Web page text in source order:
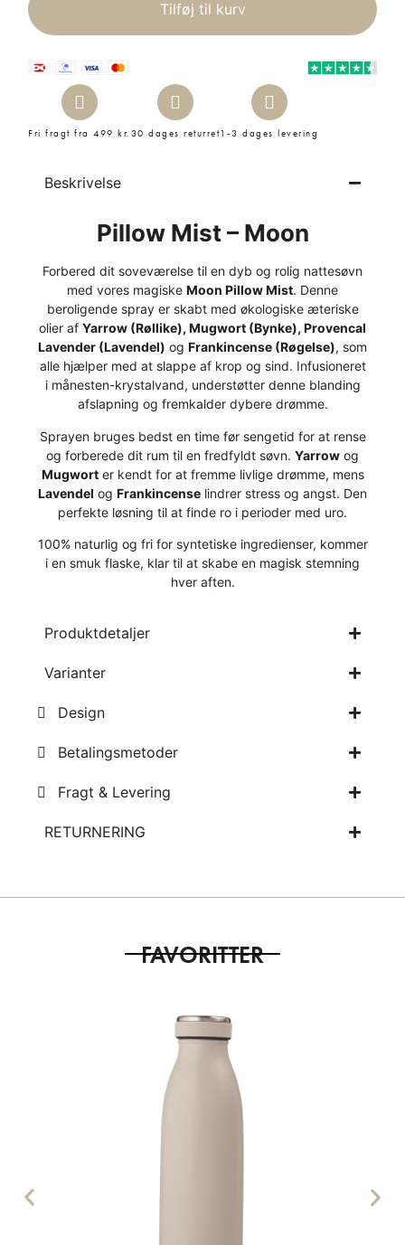
Tilføj til kurv
Fri fragt fra 499 kr. 30 dages returret1-3 dages levering
Beskrivelse
Pillow Mist – Moon
Forbered dit soveværelse til en dyb og rolig nattesøvn
med vores magiske Moon Pillow Mist. Denne
beroligende spray er skabt med økologiske æteriske
olier af Yarrow (Røllike), Mugwort (Bynke), Provencal
Lavender (Lavendel) og Frankincense (Røgelse), som
alle hjælper med at slappe af krop og sind. Infusioneret
i månesten-krystalvand, understøtter denne blanding
afslapning og fremkalder dybere drømme.
Sprayen bruges bedst en time før sengetid for at rense
og forberede dit rum til en fredfyldt søvn. Yarrow og
Mugworter kendt for at fremme livlige drømme, mens
Lavendel og Frankincense lindrer stress og angst. Den
perfekte løsning til at finde ro i perioder med uro.
100% naturlig og fri for syntetiske ingredienser, kommer
i en smuk flaske, klar til at skabe en magisk stemning
hver aften.
Produktdetaljer
Varianter
Design
Betalingsmetoder
Fragt & Levering
RETURNERING
FAVORITTER